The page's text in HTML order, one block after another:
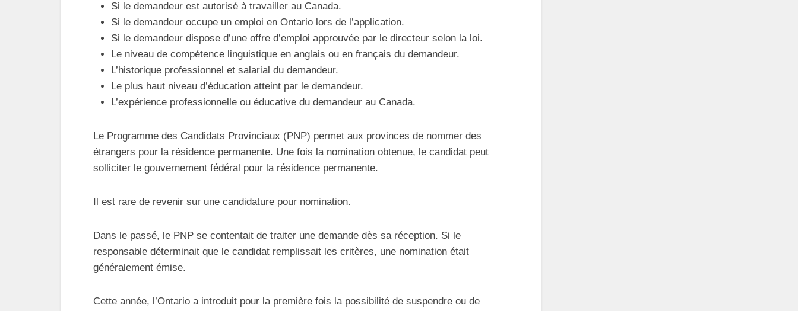
Si le demandeur est autorisé à travailler au Canada.
Si le demandeur occupe un emploi en Ontario lors de l’application.
Si le demandeur dispose d’une offre d’emploi approuvée par le directeur selon la loi.
Le niveau de compétence linguistique en anglais ou en français du demandeur.
L’historique professionnel et salarial du demandeur.
Le plus haut niveau d’éducation atteint par le demandeur.
L’expérience professionnelle ou éducative du demandeur au Canada.
Le Programme des Candidats Provinciaux (PNP) permet aux provinces de nommer des
étrangers pour la résidence permanente. Une fois la nomination obtenue, le candidat peut
solliciter le gouvernement fédéral pour la résidence permanente.
Il est rare de revenir sur une candidature pour nomination.
Dans le passé, le PNP se contentait de traiter une demande dès sa réception. Si le
responsable déterminait que le candidat remplissait les critères, une nomination était
généralement émise.
Cette année, l’Ontario a introduit pour la première fois la possibilité de suspendre ou de